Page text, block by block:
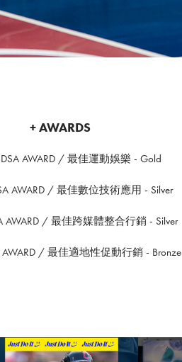
+ AWARDS
AWARD / 最佳運動娛樂 - Gold
AWARD / 最佳數位技術應用 - Silver
AWARD / 最佳跨媒體整合行銷 - Silver
AWARD / 最佳適地性促動行銷 - Bronze